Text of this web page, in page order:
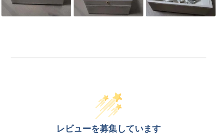
レビューを募集しています